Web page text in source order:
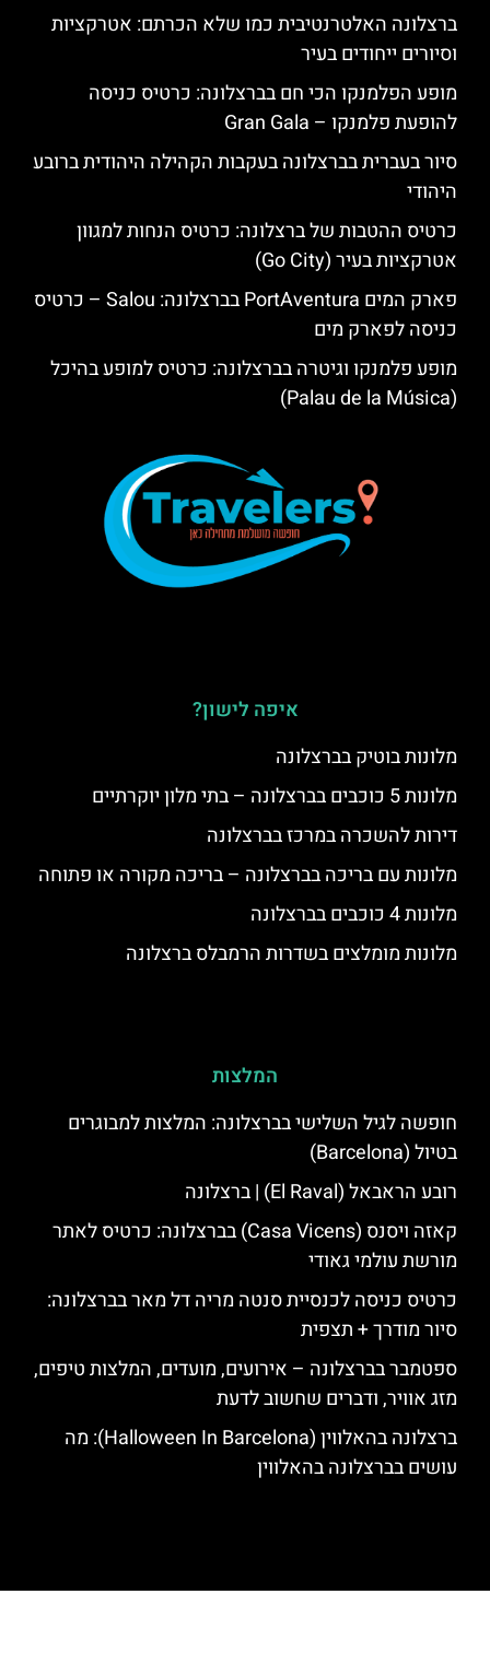
ברצלונה האלטרנטיבית כמו שלא הכרתם: אטרקציות
וסיורים ייחודים בעיר
מופע הפלמנקו הכי חם בברצלונה: כרטיס כניסה
להופעת פלמנקו – Gran Gala
סיור בעברית בברצלונה בעקבות הקהילה היהודית ברובע
היהודי
כרטיס ההטבות של ברצלונה: כרטיס הנחות למגוון
אטרקציות בעיר (Go City)
פארק המים PortAventura בברצלונה: Salou – כרטיס
כניסה לפארק מים
מופע פלמנקו וגיטרה בברצלונה: כרטיס למופע בהיכל
(Palau de la Música)
איפה לישון?
מלונות בוטיק בברצלונה
מלונות 5 כוכבים בברצלונה – בתי מלון יוקרתיים
דירות להשכרה במרכז בברצלונה
מלונות עם בריכה בברצלונה – בריכה מקורה או פתוחה
מלונות 4 כוכבים בברצלונה
מלונות מומלצים בשדרות הרמבלס ברצלונה
המלצות
חופשה לגיל השלישי בברצלונה: המלצות למבוגרים
בטיול (Barcelona)
רובע הראבאל (El Raval) | ברצלונה
קאזה ויסנס (Casa Vicens) בברצלונה: כרטיס לאתר
מורשת עולמי גאודי
כרטיס כניסה לכנסיית סנטה מריה דל מאר בברצלונה:
סיור מודרך + תצפית
ספטמבר בברצלונה – אירועים, מועדים, המלצות טיפים,
מזג אוויר, ודברים שחשוב לדעת
ברצלונה בהאלווין (Halloween In Barcelona): מה
עושים בברצלונה בהאלווין